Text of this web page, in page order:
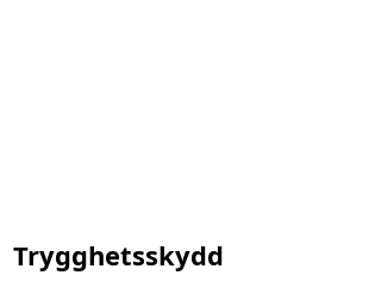
Trygghetsskydd